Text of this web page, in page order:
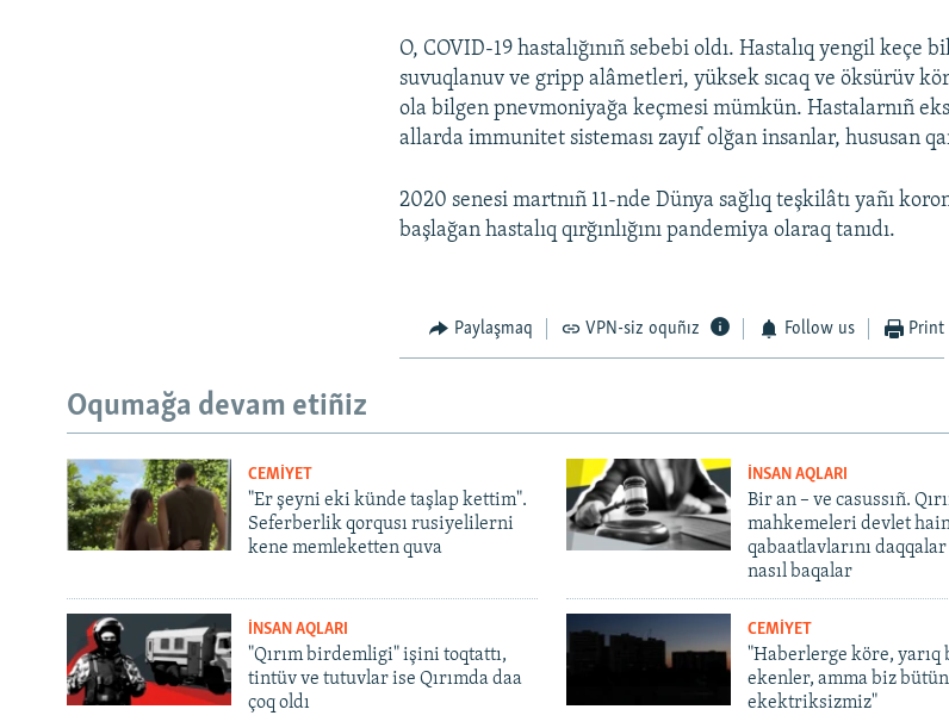
O, COVID-19 hastalığınıñ sebebi oldı. Hastalıq yengil keçe
suvuqlanuv ve gripp alâmetleri, yüksek sıcaq ve öksürüv
ola bilgen pnevmoniyağa keçmesi mümkün. Hastalarnıñ
allarda immunitet sisteması zayıf olğan insanlar, hususan
2020 senesi martnıñ 11-nde Dünya sağlıq teşkilâtı yañı
başlağan hastalıq qırğınlığını pandemiya olaraq tanıdı.
Paylaşmaq VPN-siz oquñız Follow us Print
Oqumağa devam etiñiz
CEMİYET
"Er şeyni eki künde taşlap kettim".
Seferberlik qorqusı rusiyelilerni
kene memleketten quva
İNSAN AQLARI
Bir an – ve casussıñ.
mahkemeleri devlet
qabaatlavlarını
nasıl baqalar
İNSAN AQLARI
"Qırım birdemligi" işini toqtattı,
tintüv ve tutuvlar ise Qırımda daa
çoq oldı
CEMİYET
"Haberlerge köre, yarıq
ekenler, amma biz
ekektriksizmiz"